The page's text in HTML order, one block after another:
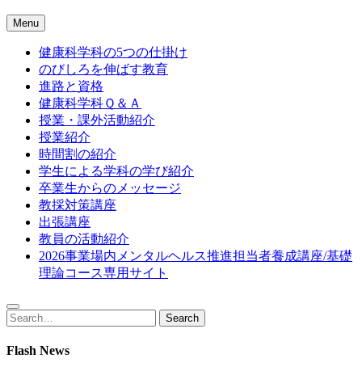
Menu
健康科学科の5つの仕掛け
のびしろを伸ばす教育
進路と資格
健康科学科Ｑ＆Ａ
授業・課外活動紹介
授業紹介
時間割の紹介
学生による学科の学び紹介
卒業生からのメッセージ
教採対策講座
出張講座
教員の活動紹介
2026事業場内メンタルヘルス推進担当者養成講座/基礎
理論コース専用サイト
Search
for:
Search
Flash News